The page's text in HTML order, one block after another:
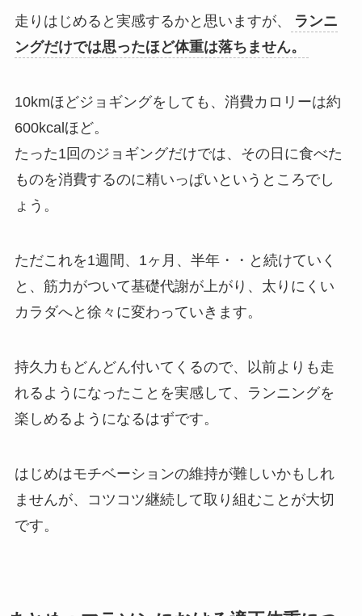
走りはじめると実感するかと思いますが、
ランニ
ングだけでは思ったほど体重は落ちません。
10kmほどジョギングをしても、消費カロリーは約
600kcalほど。
たった1回のジョギングだけでは、その日に食べた
ものを消費するのに精いっぱいというところでし
ょう。
ただこれを1週間、1ヶ月、半年・・と続けていく
と、筋力がついて基礎代謝が上がり、太りにくい
カラダへと徐々に変わっていきます。
持久力もどんどん付いてくるので、以前よりも走
れるようになったことを実感して、ランニングを
楽しめるようになるはずです。
はじめはモチベーションの維持が難しいかもしれ
ませんが、コツコツ継続して取り組むことが大切
です。